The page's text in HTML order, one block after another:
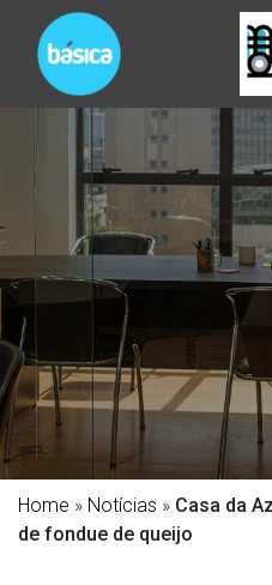
Home » Notícias » Casa da
de fondue de queijo